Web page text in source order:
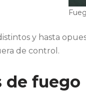
y hasta
de control.
de fuego